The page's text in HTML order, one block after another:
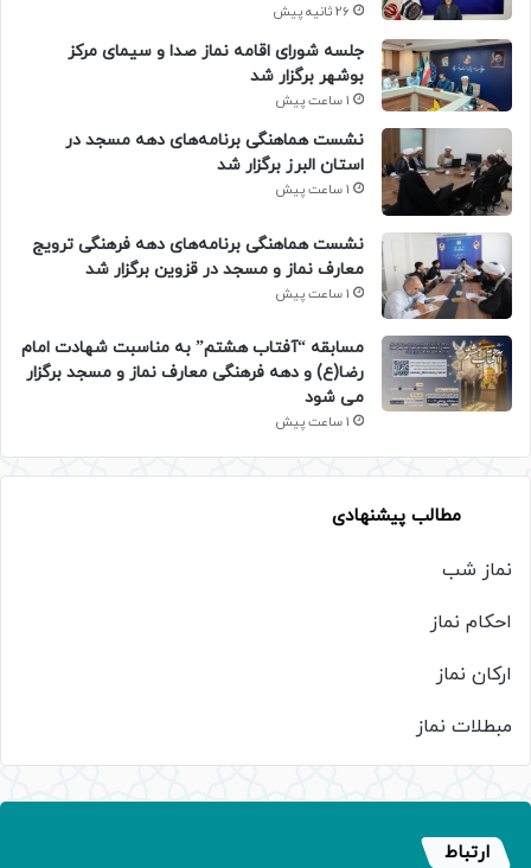
26 ثانیه پیش
جلسه شورای اقامه نماز صدا و سیمای مرکز
بوشهر برگزار شد
1 ساعت پیش
نشست هماهنگی برنامه‌های دهه مسجد در
استان البرز برگزار شد
1 ساعت پیش
نشست هماهنگی برنامه‌های دهه فرهنگی ترویج
معارف نماز و مسجد در قزوین برگزار شد
1 ساعت پیش
مسابقه “آفتاب هشتم” به مناسبت شهادت امام
رضا(ع) و دهه فرهنگی معارف نماز و مسجد برگزار
می شود
1 ساعت پیش
مطالب پیشنهادی
نماز شب
احکام نماز
ارکان نماز
مبطلات نماز
ارتباط